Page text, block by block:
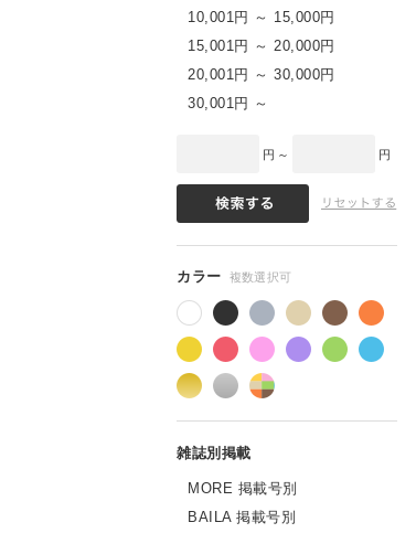
10,001円 ～ 15,000円
15,001円 ～ 20,000円
20,001円 ～ 30,000円
30,001円 ～
円 ～ 円
MORE 掲載号別
BAILA 掲載号別